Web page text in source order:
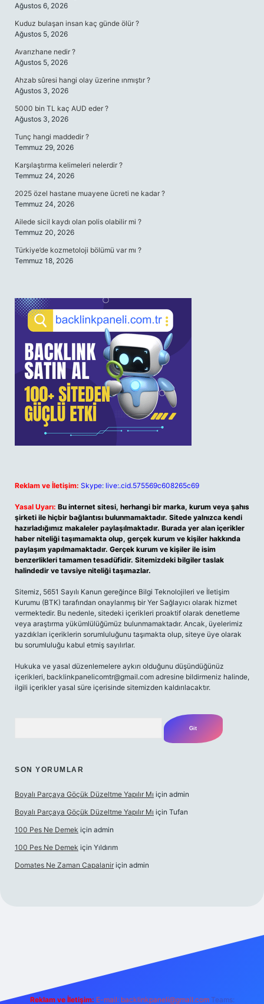
Ağustos 6, 2026
Kuduz bulaşan insan kaç günde ölür ?
Ağustos 5, 2026
Avarızhane nedir ?
Ağustos 5, 2026
Ahzab sûresi hangi olay üzerine ınmıştır ?
Ağustos 3, 2026
5000 bin TL kaç AUD eder ?
Ağustos 3, 2026
Tunç hangi maddedir ?
Temmuz 29, 2026
Karşılaştırma kelimeleri nelerdir ?
Temmuz 24, 2026
2025 özel hastane muayene ücreti ne kadar ?
Temmuz 24, 2026
Ailede sicil kaydı olan polis olabilir mi ?
Temmuz 20, 2026
Türkiye’de kozmetoloji bölümü var mı ?
Temmuz 18, 2026
Reklam ve İletişim: Skype: live:.cid.575569c608265c69
Yasal Uyarı: Bu internet sitesi, herhangi bir marka, kurum veya şahıs
şirketi ile hiçbir bağlantısı bulunmamaktadır. Sitede yalnızca kendi
hazırladığımız makaleler paylaşılmaktadır. Burada yer alan içerikler
haber niteliği taşımamakta olup, gerçek kurum ve kişiler hakkında
paylaşım yapılmamaktadır. Gerçek kurum ve kişiler ile isim
benzerlikleri tamamen tesadüfidir. Sitemizdeki bilgiler taslak
halindedir ve tavsiye niteliği taşımazlar.
Sitemiz, 5651 Sayılı Kanun gereğince Bilgi Teknolojileri ve İletişim
Kurumu (BTK) tarafından onaylanmış bir Yer Sağlayıcı olarak hizmet
vermektedir. Bu nedenle, sitedeki içerikleri proaktif olarak denetleme
veya araştırma yükümlülüğümüz bulunmamaktadır. Ancak, üyelerimiz
yazdıkları içeriklerin sorumluluğunu taşımakta olup, siteye üye olarak
bu sorumluluğu kabul etmiş sayılırlar.
Hukuka ve yasal düzenlemelere aykırı olduğunu düşündüğünüz
içerikleri, backlinkpanelicomtr@gmail.com adresine bildirmeniz halinde,
ilgili içerikler yasal süre içerisinde sitemizden kaldırılacaktır.
SON YORUMLAR
Boyalı Parçaya Göçük Düzeltme Yapılır Mı için admin
Boyalı Parçaya Göçük Düzeltme Yapılır Mı için Tufan
100 Pes Ne Demek için admin
100 Pes Ne Demek için Yıldırım
Domates Ne Zaman Capalanir için admin
Reklam ve İletişim: E-mail: backlinkpaneli@gmail.com Teams: